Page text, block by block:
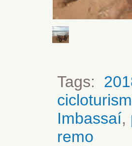
Tags:
Imbassaí,
remo